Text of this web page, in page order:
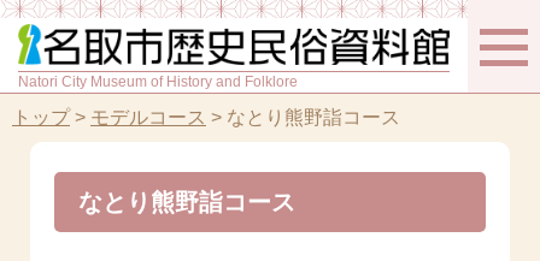
Natori City Museum of History and Folklore
トップ> モデルコース > なとり熊野詣コース
なとり熊野詣コース